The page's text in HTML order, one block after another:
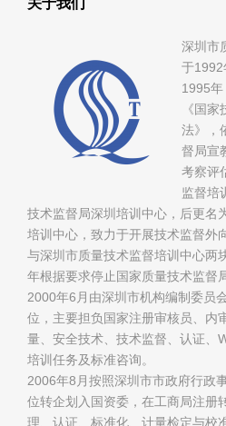
关于我们
深圳市
于1992
1995
《国
法》，
督局宣
考察评
监督培
技术监督局深圳培训中心，后更名
培训中心，致力于开展技术监督外
与深圳市质量技术监督培训中心两
年根据要求停止国家质量技术监督
2000年6月由深圳市机构编制委员
位，主要担负国家注册审核员、内
量、安全技术、技术监督、认证、
培训任务及标准咨询。
2006年8月按照深圳市市政府行政
位转企划入国资委，在工商局注册
理、认证、标准化、计量检定与校